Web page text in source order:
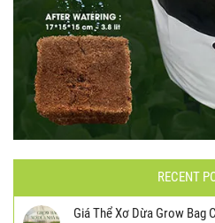
RECENT
Giá Thể Xơ Dừa Grow Bag